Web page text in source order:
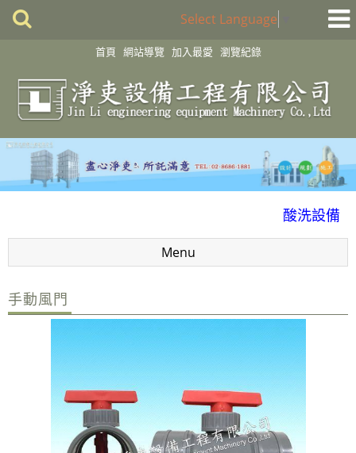
Select Language
首頁 網站導覽 加入最愛 瀏覽紀錄
化學製程設備
酸洗設備
消毒殺菌淨化設備
配件
廢氣處理
管路配置工程
耐酸鹼、防腐蝕設備、槽體、製品結構工程
Menu
手動風門